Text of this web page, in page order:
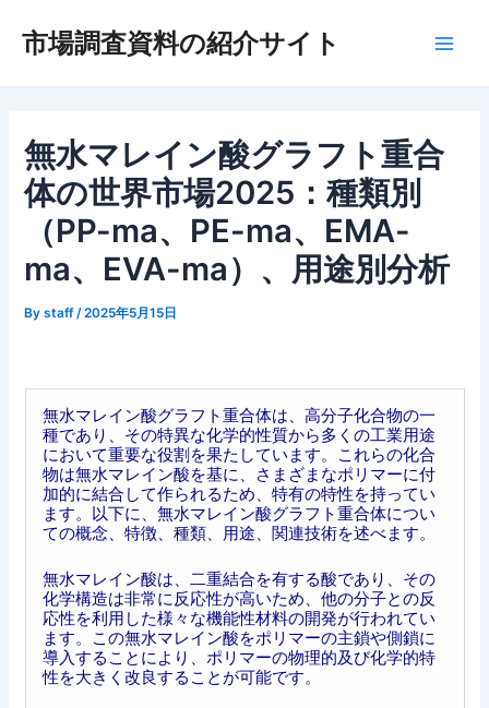
市場調査資料の紹介サイト
無水マレイン酸グラフト重合
体の世界市場2025：種類別
（PP-ma、PE-ma、EMA-
ma、EVA-ma）、用途別分析
Bystaff /2025年5月15日
無水マレイン酸グラフト重合体は、高分子化合物の一
種であり、その特異な化学的性質から多くの工業用途
において重要な役割を果たしています。これらの化合
物は無水マレイン酸を基に、さまざまなポリマーに付
加的に結合して作られるため、特有の特性を持ってい
ます。以下に、無水マレイン酸グラフト重合体につい
ての概念、特徴、種類、用途、関連技術を述べます。
無水マレイン酸は、二重結合を有する酸であり、その
化学構造は非常に反応性が高いため、他の分子との反
応性を利用した様々な機能性材料の開発が行われてい
ます。この無水マレイン酸をポリマーの主鎖や側鎖に
導入することにより、ポリマーの物理的及び化学的特
性を大きく改良することが可能です。